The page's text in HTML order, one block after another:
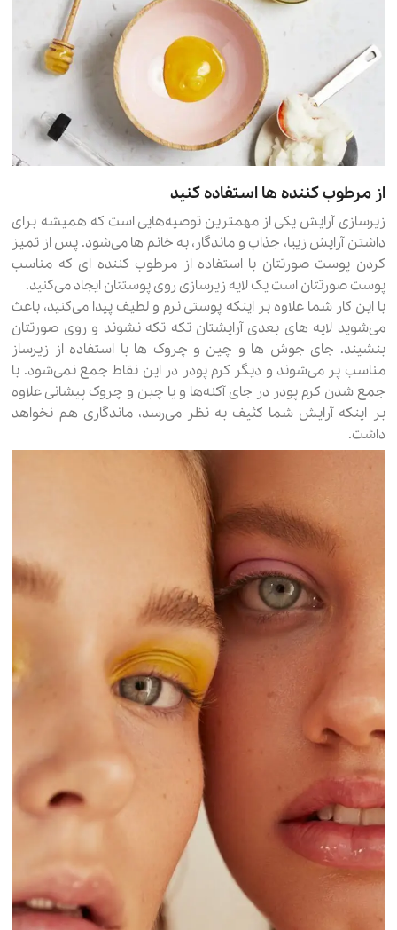
از مرطوب کننده ها استفاده کنید
زیرسازی آرایش یکی از مهمترین توصیه‌هایی است که همیشه برای
داشتن آرایش زیبا، جذاب و ماندگار، به خانم ها می‌شود. پس از تمیز
کردن پوست صورتتان با استفاده از مرطوب کننده ای که مناسب
پوست صورتتان است یک لایه زیرسازی روی پوستتان ایجاد می‌کنید.
با این کار شما علاوه بر اینکه پوستی نرم و لطیف پیدا می‌کنید، باعث
می‌شوید لایه های بعدی آرایشتان تکه تکه نشوند و روی صورتتان
بنشیند. جای جوش ها و چین و چروک ها با استفاده از زیرساز
مناسب پر می‌شوند و دیگر کرم پودر در این نقاط جمع نمی‌شود. با
جمع شدن کرم پودر در جای آکنه‌ها و یا چین و چروک پیشانی علاوه
بر اینکه آرایش شما کثیف به نظر می‌رسد، ماندگاری هم نخواهد
داشت.